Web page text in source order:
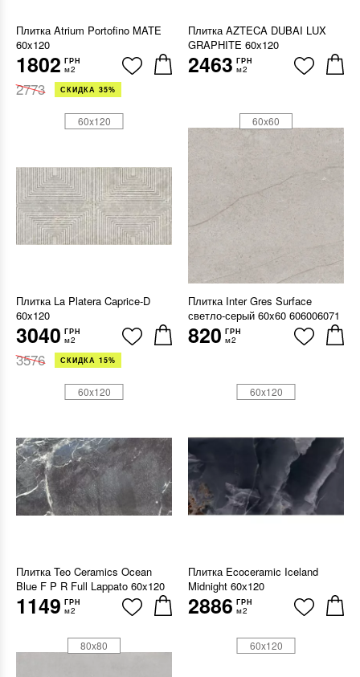
Плитка Atrium Portofino MATE
60x120
1802 ГРН
м2
2773 СКИДКА 35%
Плитка AZTECA DUBAI LUX
GRAPHITE 60х120
2463 ГРН
м2
Плитка La Platera Caprice-D
60x120
3040 ГРН
м2
3576 СКИДКА 15%
60x120
Плитка Inter Gres Surface
светло-серый 60x60 606006071
820 ГРН
м2
60x60
Плитка Teo Ceramics Ocean
Blue F P R Full Lappato 60x120
1149 ГРН
м2
60x120
Плитка Ecoceramic Iceland
Midnight 60х120
2886 ГРН
м2
60x120
80x80 60x120